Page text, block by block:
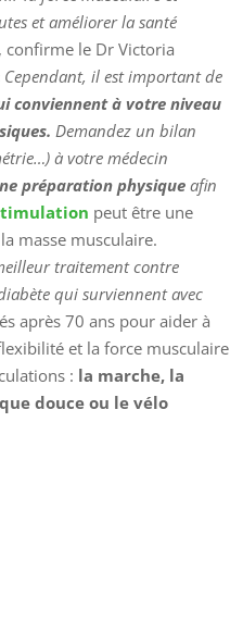
et améliorer la santé
, confirme le Dr Victoria
Cependant, il est important de
conviennent à votre niveau
Demandez un bilan
à votre médecin
préparation physique afin
peut être une
masse musculaire.
traitement contre
qui surviennent avec
après 70 ans pour aider à
et la force musculaire
: la marche, la
douce ou le vélo